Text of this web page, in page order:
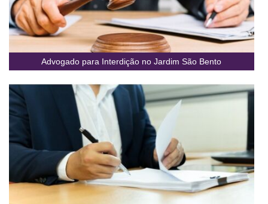
Advogado para Interdição no Jardim São Bento